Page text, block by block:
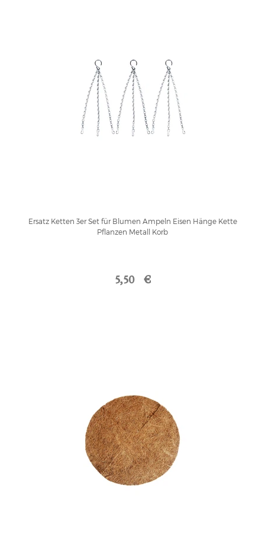
Ersatz Ketten 3er Set für Blumen Ampeln Eisen Hänge Kette
Pflanzen Metall Korb
5,50 €